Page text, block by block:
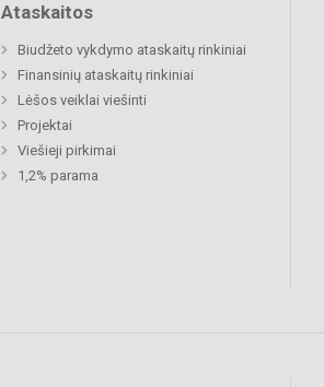
Ataskaitos
Biudžeto vykdymo ataskaitų rinkiniai
Finansinių ataskaitų rinkiniai
Lėšos veiklai viešinti
Projektai
Viešieji pirkimai
1,2% parama